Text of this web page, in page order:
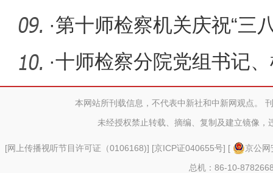
起来
·第十师检察机关庆祝“三
·十师检察分院党组书记
到南疆检
本网站所刊载信息，不代表中新社和中新网观点。
未经授权禁止转载、摘编、复制及建立镜像，
[网上传播视听节目许可证（0106168)] [京ICP证040655号] [
京公
总机：86-10-